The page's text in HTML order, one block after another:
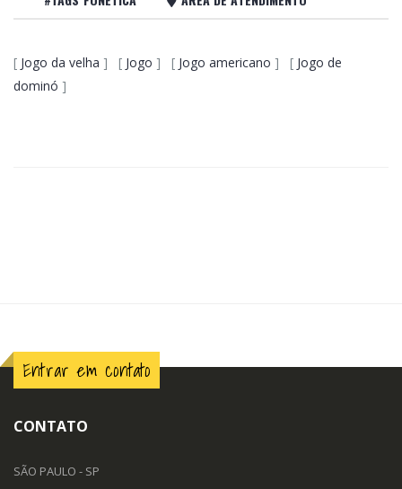
[ Jogo da velha ] [ Jogo ] [ Jogo americano ] [ Jogo de
dominó ]
Entrar em contato
CONTATO
SÃO PAULO - SP